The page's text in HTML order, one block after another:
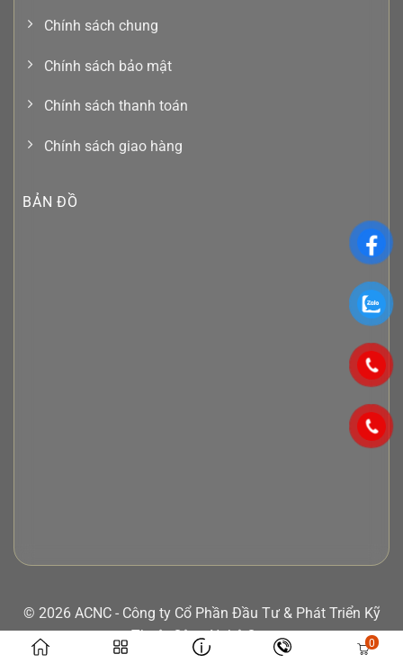
Chính sách chung
Chính sách bảo mật
Chính sách thanh toán
Chính sách giao hàng
BẢN ĐỒ
© 2026 ACNC - Công ty Cổ Phần Đầu Tư & Phát Triển Kỹ
Thuật Công Nghệ Cao
0